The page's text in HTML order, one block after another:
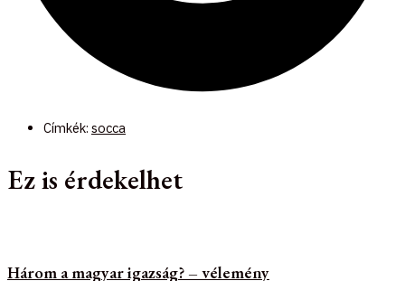
Címkék: socca
Ez is érdekelhet
Három a magyar igazság? – vélemény